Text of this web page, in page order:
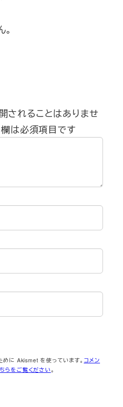
されることはありませ
は必須項目です
めに Akismet を使っています。 コメン
らをご覧ください。